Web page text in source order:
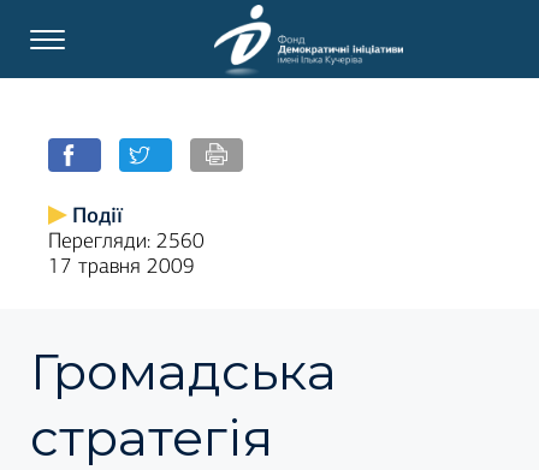
Події
Перегляди: 2560
17 травня 2009
Громадська
стратегія